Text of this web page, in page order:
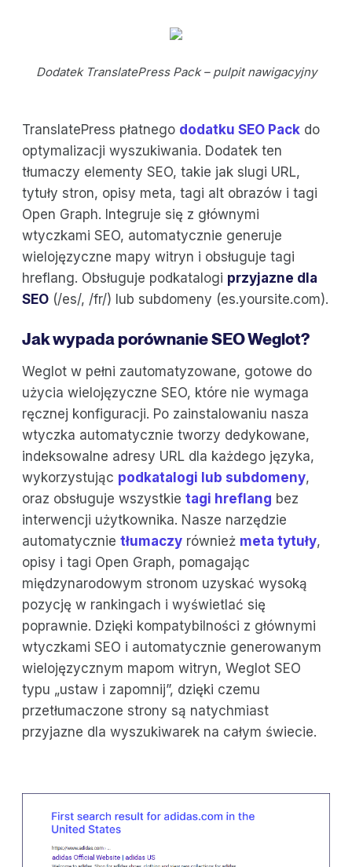
Dodatek TranslatePress Pack – pulpit nawigacyjny
TranslatePress płatnego dodatku SEO Pack do
optymalizacji wyszukiwania. Dodatek ten
tłumaczy elementy SEO, takie jak slugi URL,
tytuły stron, opisy meta, tagi alt obrazów i tagi
Open Graph. Integruje się z głównymi
wtyczkami SEO, automatycznie generuje
wielojęzyczne mapy witryn i obsługuje tagi
hreflang. Obsługuje podkatalogi przyjazne dla
SEO (/es/, /fr/) lub subdomeny (es.yoursite.com).
Jak wypada porównanie SEO Weglot?
Weglot w pełni zautomatyzowane, gotowe do
użycia wielojęzyczne SEO, które nie wymaga
ręcznej konfiguracji. Po zainstalowaniu nasza
wtyczka automatycznie tworzy dedykowane,
indeksowalne adresy URL dla każdego języka,
wykorzystując podkatalogi lub subdomeny,
oraz obsługuje wszystkie tagi hreflang bez
interwencji użytkownika. Nasze narzędzie
automatycznie tłumaczy również meta tytuły,
opisy i tagi Open Graph, pomagając
międzynarodowym stronom uzyskać wysoką
pozycję w rankingach i wyświetlać się
poprawnie. Dzięki kompatybilności z głównymi
wtyczkami SEO i automatycznie generowanym
wielojęzycznym mapom witryn, Weglot SEO
typu „ustaw i zapomnij”, dzięki czemu
przetłumaczone strony są natychmiast
przyjazne dla wyszukiwarek na całym świecie.